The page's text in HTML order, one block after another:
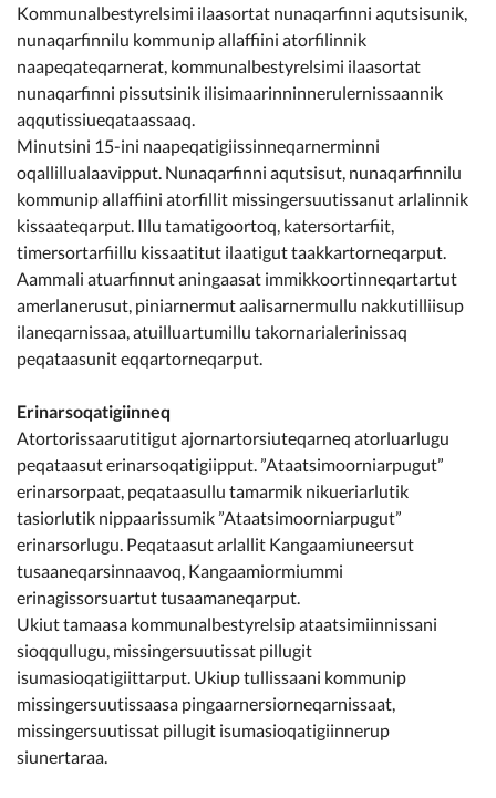
Kommunalbestyrelsimi ilaasortat nunaqarfinni aqutsisunik,
nunaqarfinnilu kommunip allaffiini atorfilinnik
naapeqateqarnerat, kommunalbestyrelsimi ilaasortat
nunaqarfinni pissutsinik ilisimaarinninnerulernissaannik
aqqutissiueqataassaaq.
Minutsini 15-ini naapeqatigiissinneqarnerminni
oqallillualaavipput. Nunaqarfinni aqutsisut, nunaqarfinnilu
kommunip allaffiini atorfillit missingersuutissanut arlalinnik
kissaateqarput. Illu tamatigoortoq, katersortarfiit,
timersortarfiillu kissaatitut ilaatigut taakkartorneqarput.
Aammali atuarfinnut aningaasat immikkoortinneqartartut
amerlanerusut, piniarnermut aalisarnermullu nakkutilliisup
ilaneqarnissaa, atuilluartumillu takornarialerinissaq
peqataasunit eqqartorneqarput.
Erinarsoqatigiinneq
Atortorissaarutitigut ajornartorsiuteqarneq atorluarlugu
peqataasut erinarsoqatigiipput. ”Ataatsimoorniarpugut”
erinarsorpaat, peqataasullu tamarmik nikueriarlutik
tasiorlutik nippaarissumik ”Ataatsimoorniarpugut”
erinarsorlugu. Peqataasut arlallit Kangaamiuneersut
tusaaneqarsinnaavoq, Kangaamiormiummi
erinagissorsuartut tusaamaneqarput.
Ukiut tamaasa kommunalbestyrelsip ataatsimiinnissani
sioqqullugu, missingersuutissat pillugit
isumasioqatigiittarput. Ukiup tullissaani kommunip
missingersuutissaasa pingaarnersiorneqarnissaat,
missingersuutissat pillugit isumasioqatigiinnerup
siunertaraa.